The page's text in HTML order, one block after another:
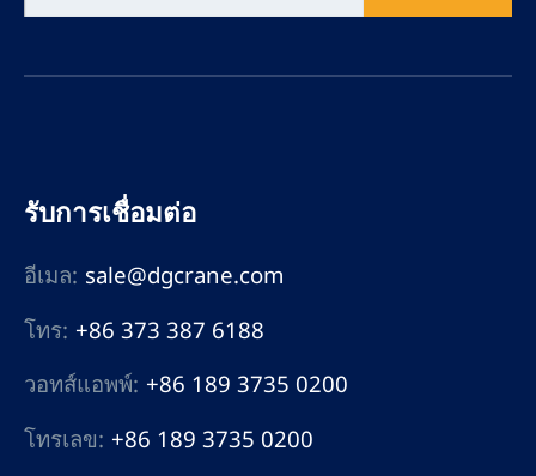
รับการเชื่อมต่อ
อีเมล: sale@dgcrane.com
โทร: +86 373 387 6188
วอทส์แอพพ์: +86 189 3735 0200
โทรเลข: +86 189 3735 0200